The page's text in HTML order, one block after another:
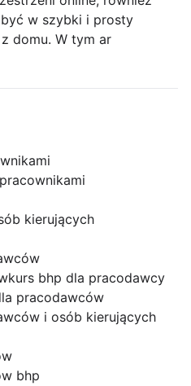
w szybki i prosty
domu. W tym ar
kierujących
kurs bhp dla pracodawcy
pracodawców
i osób kierujących
bhp